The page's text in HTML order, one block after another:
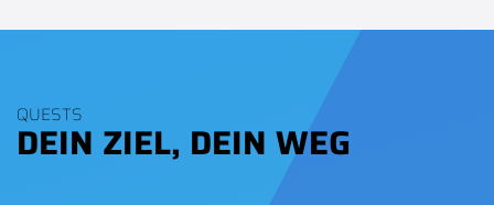
QUESTS
DEIN ZIEL, DEIN WEG